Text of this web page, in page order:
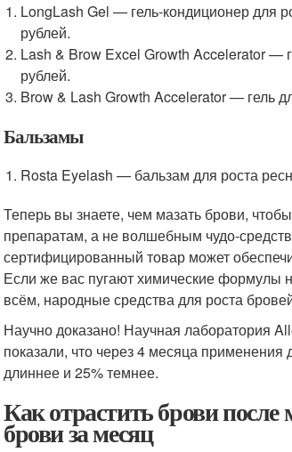
LongLash Gel — гель-кондиционер для
рублей.
Lash & Brow Excel Growth Accelerator —
рублей.
Brow & Lash Growth Accelerator — гель
Бальзамы
Rosta Eyelash — бальзам для роста
Теперь вы знаете, чем мазать брови,
препаратам, а не волшебным чудо-
сертифицированный товар может
Если же вас пугают химические формулы
всём, народные средства для роста
Научно доказано! Научная лаборатория
показали, что через 4 месяца
длиннее и 25% темнее.
Как отрастить брови
брови за месяц